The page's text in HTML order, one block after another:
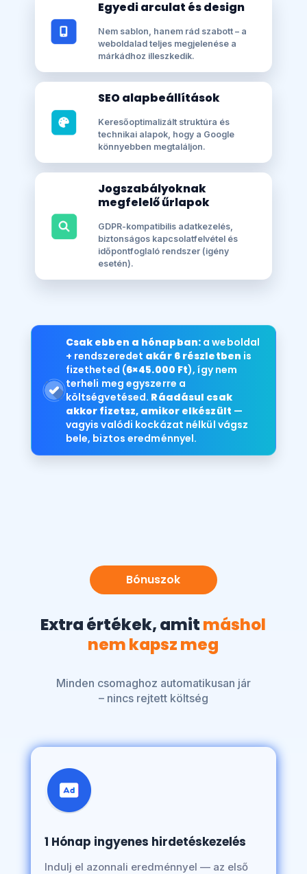
Egyedi arculat és design
Nem sablon, hanem rád szabott – a
weboldalad teljes megjelenése a
márkádhoz illeszkedik.
SEO alapbeállítások
Keresőoptimalizált struktúra és
technikai alapok, hogy a Google
könnyebben megtaláljon.
Jogszabályoknak
megfelelő űrlapok
GDPR-kompatibilis adatkezelés,
biztonságos kapcsolatfelvétel és
időpontfoglaló rendszer (igény
esetén).
Csak ebben a hónapban: a weboldal
+ rendszeredet akár 6 részletben is
fizetheted (6×45.000 Ft), így nem
terheli meg egyszerre a
költségvetésed. Ráadásul csak
akkor fizetsz, amikor elkészült —
vagyis valódi kockázat nélkül vágsz
bele, biztos eredménnyel.
Bónuszok
Extra értékek, amitmáshol
nem kapsz meg
Minden csomaghoz automatikusan jár
– nincs rejtett költség
1 Hónap ingyenes hirdetéskezelés
Indulj el azonnali eredménnyel — az első